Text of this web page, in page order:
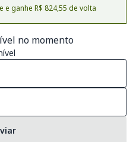
e ganhe R$ 824,55 de volta
no momento